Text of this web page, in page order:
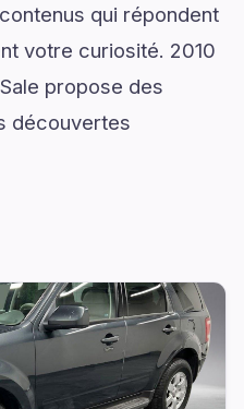
qui répondent
votre curiosité. 2010
propose des
découvertes